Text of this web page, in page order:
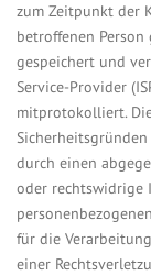
zum Zeitpunkt der
betroffenen Person
gespeichert und
Service-Provider
mitprotokolliert.
durch einen
oder rechtswidrige
für die
einer